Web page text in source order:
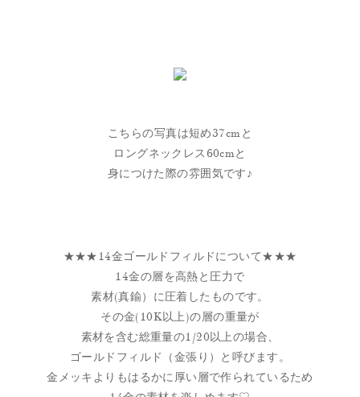
こちらの写真は短め37cmと
ロングネックレス60cmと
身につけた際の雰囲気です♪
★★★14金ゴールドフィルドについて★★★
14金の層を高熱と圧力で
素材(真鍮）に圧着したものです。
その金(10K以上)の層の重量が
素材を含む総重量の1/20以上の場合、
ゴールドフィルド（金張り）と呼びます。
金メッキよりもはるかに厚い層で作られているため